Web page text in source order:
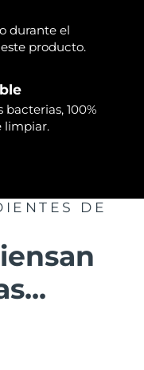
durante el
producto.
100%
limpiar.
DE